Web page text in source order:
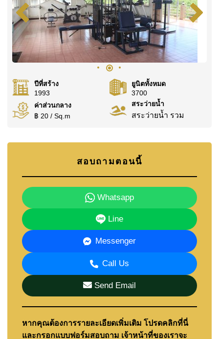
ปีที่สร้าง
1993
ยูนิตทั้งหมด
3700
ค่าส่วนกลาง
฿ 20 / Sq.m
สระว่ายน้ำ
สระว่ายน้ำ รวม
สอบถามตอนนี้
Whatsapp
Line
Messenger
Call Us
Send Email
หากคุณต้องการรายละเอียดเพิ่มเติม โปรดคลิกที่นี่
และกรอกแบบฟอร์มสอบถาม เจ้าหน้าที่ของเราจะ